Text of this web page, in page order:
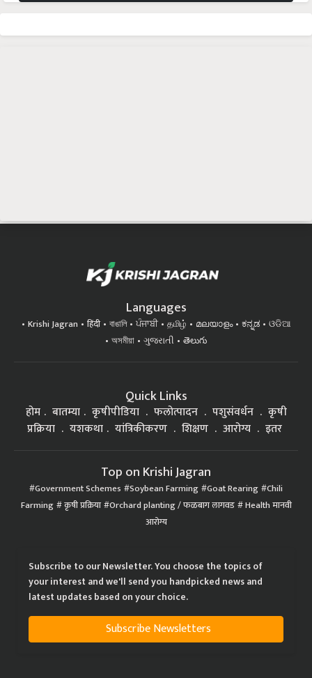
Languages
Krishi Jagran हिंदी বাঙালি ਪੰਜਾਬੀ தமிழ் മലയാളം ಕನ್ನಡ
ଓଡିଆ
অসমীয়া
ગુજરાતી తెలుగు
Quick Links
होम बातम्या कृषीपीडिया फलोत्पादन पशुसंवर्धन
कृषी
प्रक्रिया
यशकथा यांत्रिकीकरण शिक्षण आरोग्य इतर
Top on Krishi Jagran
Government Schemes Soybean Farming Goat Rearing Chili
Farming कृषी प्रक्रिया Orchard planting / फळबाग लागवड Health मानवी
आरोग्य
Subscribe to our Newsletter. You choose the topics of
your interest and we'll send you handpicked news and
latest updates based on your choice.
Subscribe Newsletters